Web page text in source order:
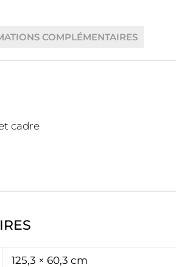
COMPLÉMENTAIRES
cadre
125,3 × 60,3 cm